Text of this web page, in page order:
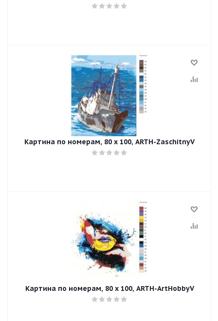
Картина по номерам, 80 x 100, ARTH-ZaschitnyV
Картина по номерам, 80 x 100, ARTH-ArtHobbyV